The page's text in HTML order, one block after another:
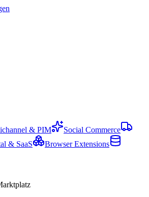
& PIM
Social Commerce
& SaaS
Browser Extensions